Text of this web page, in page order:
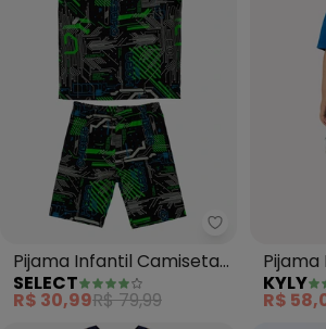
Select -
Pijama Infantil Camiseta
e Bermuda (Verde)
SELECT
R$ 30,99R$ 79,99
Brilha
KYLY
R$